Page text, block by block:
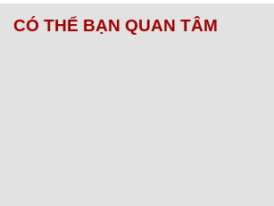
CÓ THỂ BẠN QUAN TÂM